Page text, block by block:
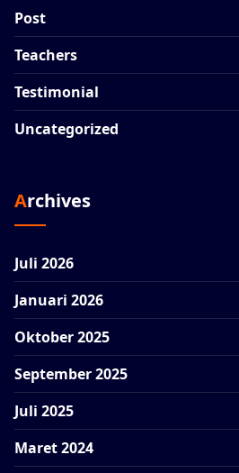
Post
Teachers
Testimonial
Uncategorized
Archives
Juli 2026
Januari 2026
Oktober 2025
September 2025
Juli 2025
Maret 2024